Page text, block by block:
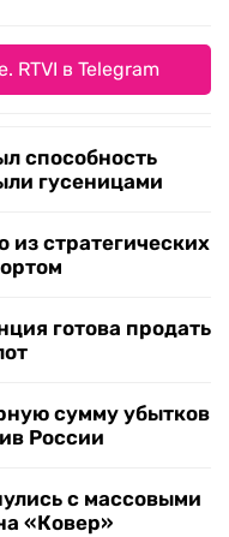
RTVI в Telegram
способность
гусеницами
стратегических
готова продать
сумму убытков
России
с массовыми
«Ковер»